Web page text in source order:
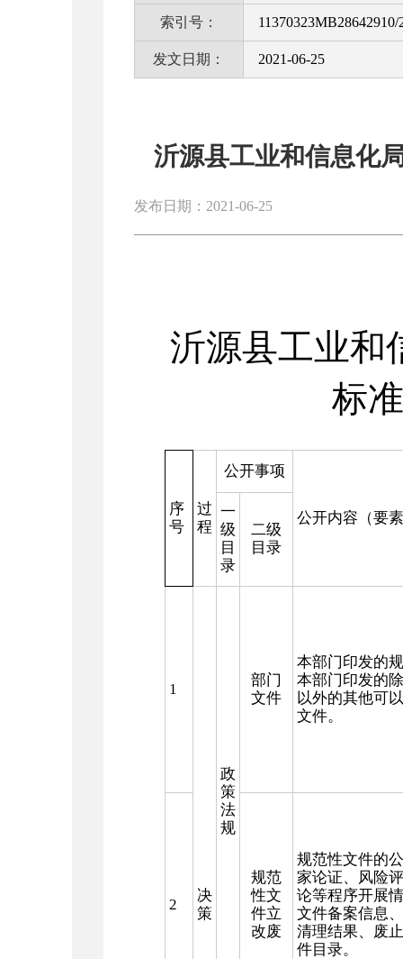
索引号： 11370323MB28642910/
发文日期： 2021-06-25
沂源县工业和信息化
发布日期：2021-06-25
沂源县工业和
标
序
号
过
程
公开事项
公开内容（要
一
级
目
录
二级
目录
1
决
策
政
策
法
规
部门
文件
本部门印发的
本部门印发的
以外的其他可
文件。
2
规范
性文
件立
改废
规范性文件的
家论证、风险
论等程序开展
文件备案信息
清理结果、废
件目录。